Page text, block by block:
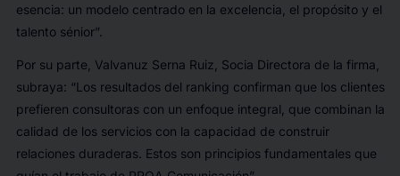
esencia: un modelo centrado en la excelencia, el propósito y el
talento sénior”.
Por su parte, Valvanuz Serna Ruiz, Socia Directora de la firma,
subraya: “Los resultados del ranking confirman que los clientes
prefieren consultoras con un enfoque integral, que combinan la
calidad de los servicios con la capacidad de construir
relaciones duraderas. Estos son principios fundamentales que